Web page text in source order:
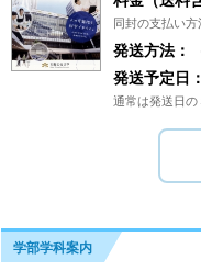
同封の支払い
発送方法：
発送予定日：
通常は発送日の
学部学科案内